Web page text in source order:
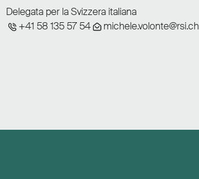
Delegata per la Svizzera italiana
+41 58 135 57 54
michele.volonte@rsi.ch